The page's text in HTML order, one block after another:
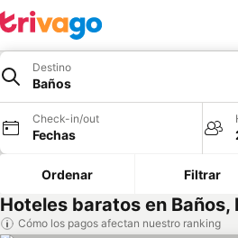
Destino
Baños
Check-in/out
Fechas
Ordenar Filtrar
Hoteles baratos en Baños,
Cómo los pagos afectan nuestro ranking